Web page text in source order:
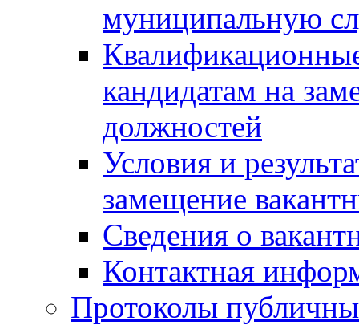
муниципальную
кандидатам на
должностей
Условия и
замещение
Сведения о
Контактная
Протоколы